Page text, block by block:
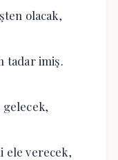
olacak,
tadar imiş.
gelecek,
ele verecek,